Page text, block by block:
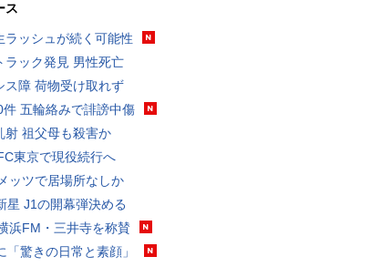
ス
ラッシュが続く可能性
ラック発見 男性死亡
ス障 荷物受け取れず
五輪絡みで誹謗中傷
射 祖父母も殺害か
東京で現役続行へ
ッツで居場所なしか
星 J1の開幕弾決める
浜FM・三井寺を称賛
「驚きの日常と素顔」